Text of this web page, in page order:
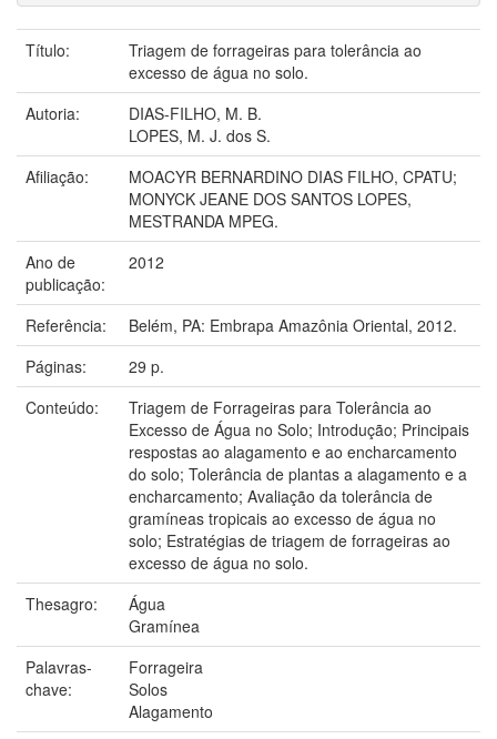
Título:
Triagem de forrageiras para tolerância ao
excesso de água no solo.
Autoria:
DIAS-FILHO, M. B.
LOPES, M. J. dos S.
Afiliação:
MOACYR BERNARDINO DIAS FILHO, CPATU;
MONYCK JEANE DOS SANTOS LOPES,
MESTRANDA MPEG.
Ano de
publicação:
2012
Referência:
Belém, PA: Embrapa Amazônia Oriental, 2012.
Páginas:
29 p.
Conteúdo:
Triagem de Forrageiras para Tolerância ao
Excesso de Água no Solo; Introdução; Principais
respostas ao alagamento e ao encharcamento
do solo; Tolerância de plantas a alagamento e a
encharcamento; Avaliação da tolerância de
gramíneas tropicais ao excesso de água no
solo; Estratégias de triagem de forrageiras ao
excesso de água no solo.
Thesagro:
Água
Gramínea
Palavras-
chave:
Forrageira
Solos
Alagamento